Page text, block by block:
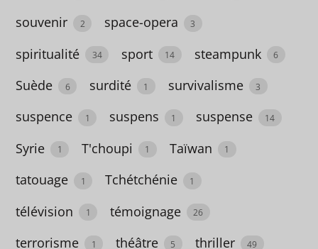
collapsologie
2
Colombie
comédie
1
comics
souvenir 2 space-opera 3
spiritualité 34 sport 14 steampunk 6
Suède 6 surdité 1 survivalisme 3
suspence 1 suspens 1 suspense 14
Syrie 1 T'choupi 1 Taïwan 1
tatouage 1 Tchétchénie 1
télévision 1 témoignage 26
terrorisme 1 théâtre 5 thriller 49